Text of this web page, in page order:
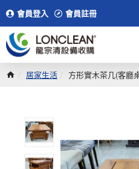
會員登入 會員註冊
居家生活 方形實木茶几(客廳